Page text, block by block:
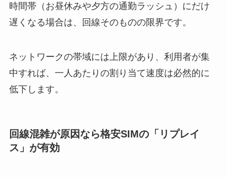
時間帯（お昼休みや夕方の通勤ラッシュ）にだけ
遅くなる場合は、回線そのものの限界です。
ネットワークの帯域には上限があり、利用者が集
中すれば、一人あたりの割り当て速度は必然的に
低下します。
回線混雑が原因なら格安SIMの「リプレイ
ス」が有効